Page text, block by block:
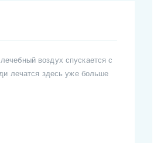
воздух спускается с
лечатся здесь уже больше